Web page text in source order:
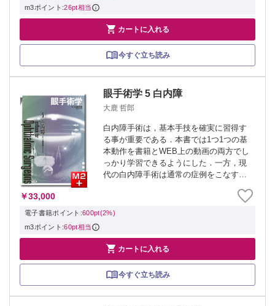
m3ポイント:26pt相当
 カートに入れる
今すぐ立ち読み
眼手術学 5 白内障
大鹿 哲郎
白内障手術は，基本手技を確実に習得す
る事が重要である．本書では1つ1つの基
本動作を書籍とWEB上の動画の両方でし
っかり学習できるようにした．一方，現
代の白内障手術は通常の症例をこなすだ
スターした次のステップとして，本書で
は特殊例・難治例を網羅し，如何なる症
￥33,000
電子書籍ポイント:600pt(2%)
m3ポイント:60pt相当
 カートに入れる
今すぐ立ち読み